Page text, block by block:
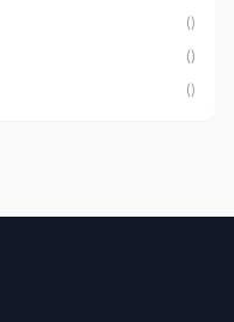
()
()
()